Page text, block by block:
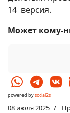
14 версия.
Может кому-
powered bysocial2s
08 июля 2025